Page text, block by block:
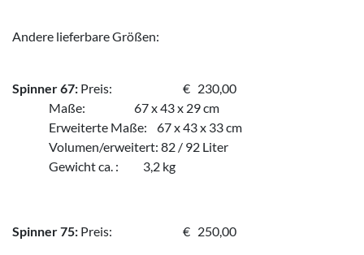
Andere lieferbare Größen:
Spinner 67: Preis: € 230,00
Maße: 67 x 43 x 29 cm
Erweiterte Maße: 67 x 43 x 33 cm
Volumen/erweitert: 82 / 92 Liter
Gewicht ca. : 3,2 kg
Spinner 75: Preis: € 250,00